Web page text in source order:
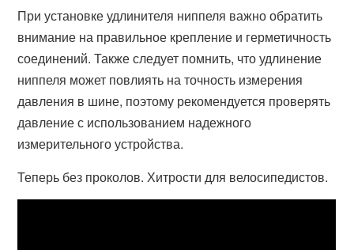
При установке удлинителя ниппеля важно обратить
внимание на правильное крепление и герметичность
соединений. Также следует помнить, что удлинение
ниппеля может повлиять на точность измерения
давления в шине, поэтому рекомендуется проверять
давление с использованием надежного
измерительного устройства.
Теперь без проколов. Хитрости для велосипедистов.